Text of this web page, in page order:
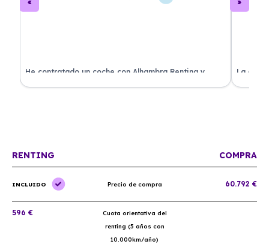
He contratado un coche con Alhambra Renting y
estoy impresionado. Todo ha sido transparente y sin
La
RENTING COMPRA
INCLUIDO Precio de compra 60.792 €
596 €
Cuota orientativa del
renting (5 años con
10.000km/año)